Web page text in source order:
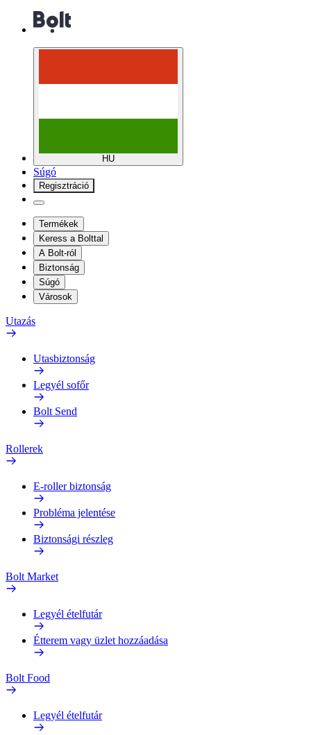
HU
Súgó
Regisztráció
Termékek
Keress a Bolttal
A Bolt-ról
Biztonság
Súgó
Városok
Utazás
Utasbiztonság
Legyél sofőr
Bolt Send
Rollerek
E-roller biztonság
Probléma jelentése
Biztonsági részleg
Bolt Market
Legyél ételfutár
Étterem vagy üzlet hozzáadása
Bolt Food
Legyél ételfutár